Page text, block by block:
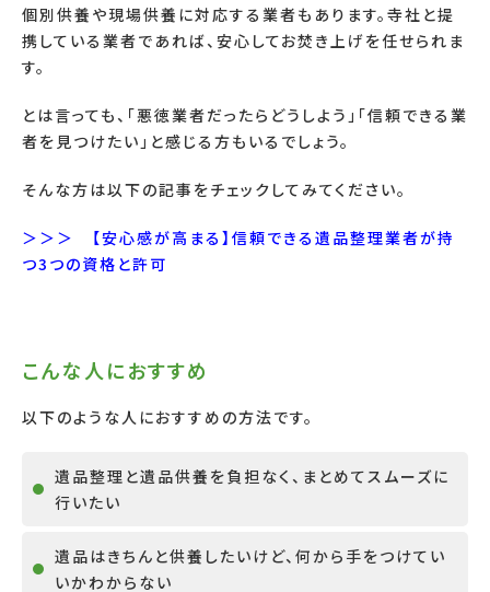
個別供養や現場供養に対応する業者もあります。寺社と提
携している業者であれば、安心してお焚き上げを任せられま
す。
とは言っても、「悪徳業者だったらどうしよう」「信頼できる業
者を見つけたい」と感じる方もいるでしょう。
そんな方は以下の記事をチェックしてみてください。
＞＞＞ 【安心感が高まる】信頼できる遺品整理業者が持
つ3つの資格と許可
こんな人におすすめ
以下のような人におすすめの方法です。
遺品整理と遺品供養を負担なく、まとめてスムーズに
行いたい
遺品はきちんと供養したいけど、何から手をつけてい
いかわからない